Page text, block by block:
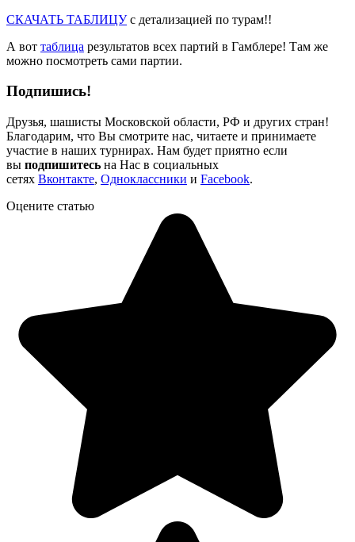
СКАЧАТЬ ТАБЛИЦУс детализацией по турам!!
А вот таблица результатов всех партий в Гамблере! Там же
можно посмотреть сами партии.
Подпишись!
Друзья, шашисты Московской области, РФ и других стран!
Благодарим, что Вы смотрите нас, читаете и принимаете
участие в наших турнирах. Нам будет приятно если
вы подпишитесь на Нас в социальных
сетях Вконтакте, Одноклассники и Facebook.
Оцените статью